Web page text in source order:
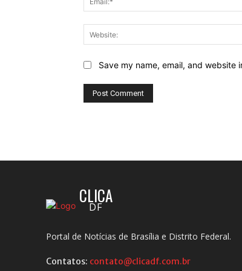
Save my name, email, and
CLICA
DF
Portal de Notícias de Brasília e Distrito Federal.
Contatos: contato@clicadf.com.br